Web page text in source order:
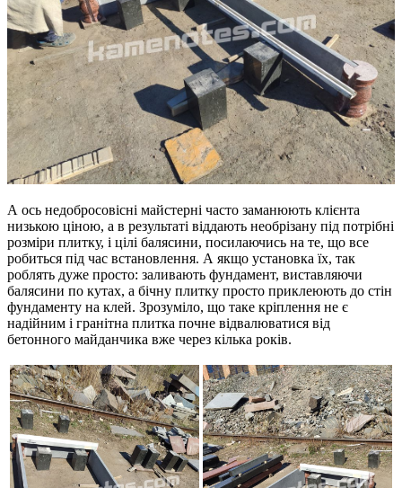
А ось недобросовісні майстерні часто заманюють клієнта
низькою ціною, а в результаті віддають необрізану під потрібні
розміри плитку, і цілі балясини, посилаючись на те, що все
робиться під час встановлення. А якщо установка їх, так
роблять дуже просто: заливають фундамент, виставляючи
балясини по кутах, а бічну плитку просто приклеюють до стін
фундаменту на клей. Зрозуміло, що таке кріплення не є
надійним і гранітна плитка почне відвалюватися від
бетонного майданчика вже через кілька років.